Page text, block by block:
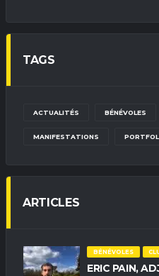
TAGS
ACTUALITÉS BÉNÉVOLES
MANIFESTATIONS
ARTICLES
BÉNÉVOLES
ERIC PAIN,